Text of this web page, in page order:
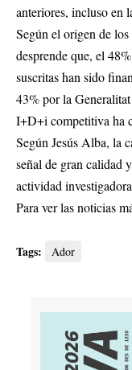
anteriores, incluso en
Según el origen de
desprende que, el
suscritas han sido
43% por la
I+D+i competitiva ha
Según Jesús Alba, la
señal de gran calidad
actividad
Para ver las noticias
Tags: Ador